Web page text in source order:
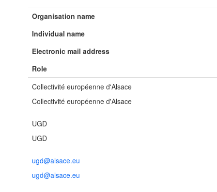
Organisation name
Individual name
Electronic mail address
Role
Collectivité européenne d'Alsace
Collectivité européenne d'Alsace
UGD
UGD
ugd@alsace.eu
ugd@alsace.eu